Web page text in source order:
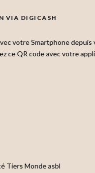
VIA DIGICASH
votre Smartphone
ce QR code avec votre
Tiers Monde asbl